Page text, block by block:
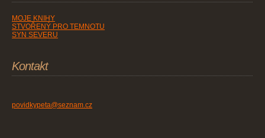
MOJE KNIHY
STVOŘENÝ PRO TEMNOTU
SYN SEVERU
Kontakt
povidkypeta@seznam.cz